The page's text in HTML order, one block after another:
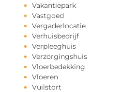
Vakantiepark
Vastgoed
Vergaderlocatie
Verhuisbedrijf
Verpleeghuis
Verzorgingshuis
Vloerbedekking
Vloeren
Vuilstort